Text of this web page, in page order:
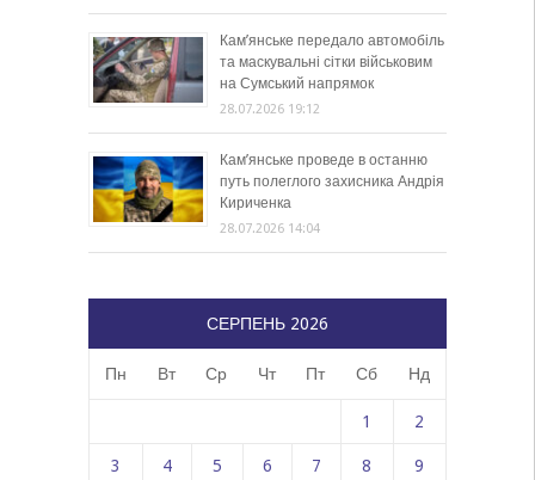
Кам’янське передало автомобіль
та маскувальні сітки військовим
на Сумський напрямок
28.07.2026 19:12
Кам’янське проведе в останню
путь полеглого захисника Андрія
Кириченка
28.07.2026 14:04
СЕРПЕНЬ 2026
Пн Вт Ср Чт Пт Сб Нд
1 2
3 4 5 6 7 8 9